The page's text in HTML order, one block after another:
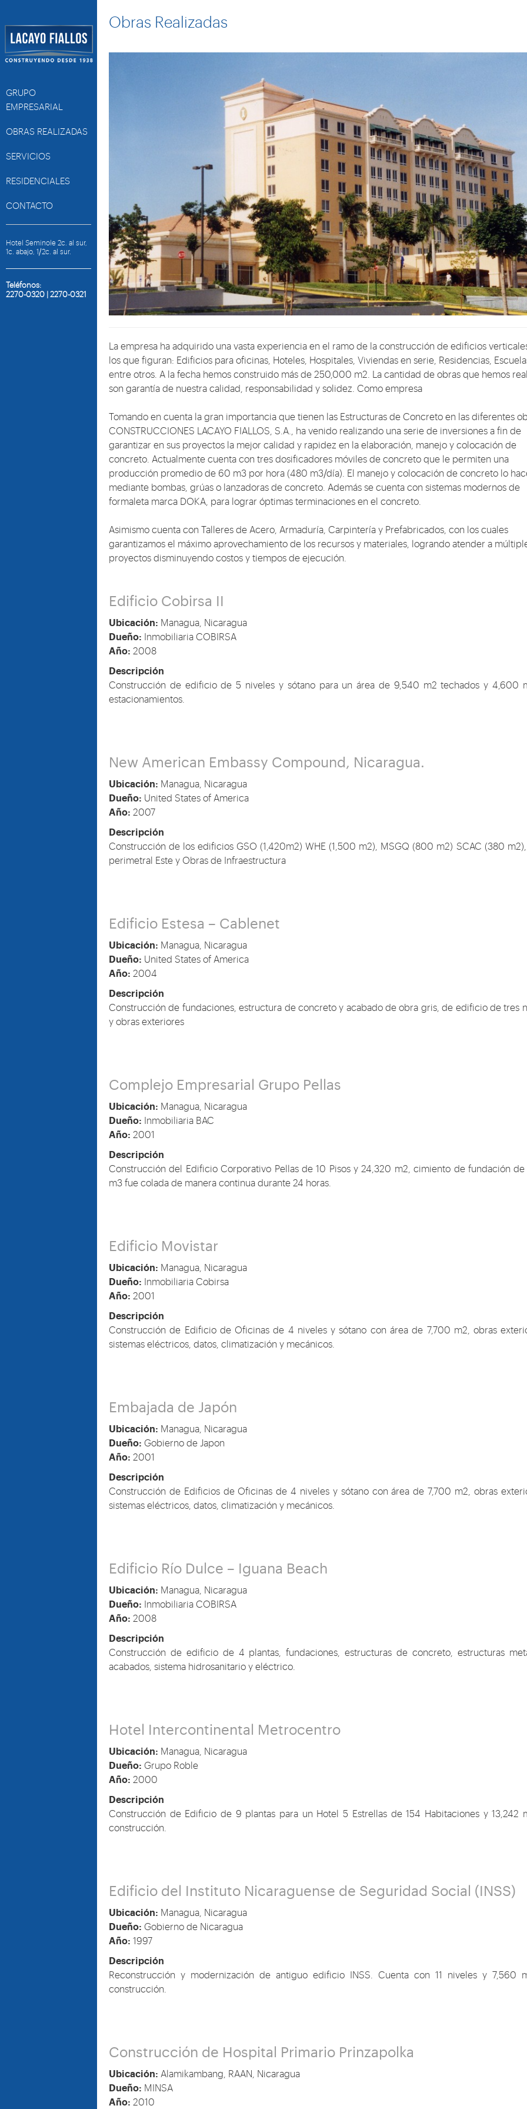
GRUPO
EMPRESARIAL
OBRAS REALIZADAS
SERVICIOS
RESIDENCIALES
CONTACTO
Hotel Seminole 2c. al sur,
1c. abajo, 1/2c. al sur.
Teléfonos:
2270-0320 | 2270-0321
Obras Realizadas
La empresa ha adquirido una vasta experiencia en el ramo de la construcción de edificios
los que figuran: Edificios para oficinas, Hoteles, Hospitales, Viviendas en serie, Residencias,
entre otros. A la fecha hemos construido más de 250,000 m2. La cantidad de obras que hemos
son garantía de nuestra calidad, responsabilidad y solidez. Como empresa
Tomando en cuenta la gran importancia que tienen las Estructuras de Concreto en las diferentes
CONSTRUCCIONES LACAYO FIALLOS, S.A., ha venido realizando una serie de inversiones a fin de
garantizar en sus proyectos la mejor calidad y rapidez en la elaboración, manejo y colocación de
concreto. Actualmente cuenta con tres dosificadores móviles de concreto que le permiten una
producción promedio de 60 m3 por hora (480 m3/día). El manejo y colocación de concreto lo
mediante bombas, grúas o lanzadoras de concreto. Además se cuenta con sistemas modernos de
formaleta marca DOKA, para lograr óptimas terminaciones en el concreto.
Asimismo cuenta con Talleres de Acero, Armaduría, Carpintería y Prefabricados, con los cuales
garantizamos el máximo aprovechamiento de los recursos y materiales, logrando atender a
proyectos disminuyendo costos y tiempos de ejecución.
Edificio Cobirsa II
Ubicación: Managua, Nicaragua
Dueño: Inmobiliaria COBIRSA
Año: 2008
Descripción
Construcción de edificio de 5 niveles y sótano para un área de 9,540 m2 techados y 4,600
estacionamientos.
New American Embassy Compound, Nicaragua.
Ubicación: Managua, Nicaragua
Dueño: United States of America
Año: 2007
Descripción
Construcción de los edificios GSO (1,420m2) WHE (1,500 m2), MSGQ (800 m2) SCAC (380
perimetral Este y Obras de Infraestructura
Edificio Estesa – Cablenet
Ubicación: Managua, Nicaragua
Dueño: United States of America
Año: 2004
Descripción
Construcción de fundaciones, estructura de concreto y acabado de obra gris, de edificio de tres
y obras exteriores
Complejo Empresarial Grupo Pellas
Ubicación: Managua, Nicaragua
Dueño: Inmobiliaria BAC
Año: 2001
Descripción
Construcción del Edificio Corporativo Pellas de 10 Pisos y 24,320 m2, cimiento de fundación de
m3 fue colada de manera continua durante 24 horas.
Edificio Movistar
Ubicación: Managua, Nicaragua
Dueño: Inmobiliaria Cobirsa
Año: 2001
Descripción
Construcción de Edificio de Oficinas de 4 niveles y sótano con área de 7,700 m2, obras
sistemas eléctricos, datos, climatización y mecánicos.
Embajada de Japón
Ubicación: Managua, Nicaragua
Dueño: Gobierno de Japon
Año: 2001
Descripción
Construcción de Edificios de Oficinas de 4 niveles y sótano con área de 7,700 m2, obras
sistemas eléctricos, datos, climatización y mecánicos.
Edificio Río Dulce – Iguana Beach
Ubicación: Managua, Nicaragua
Dueño: Inmobiliaria COBIRSA
Año: 2008
Descripción
Construcción de edificio de 4 plantas, fundaciones, estructuras de concreto, estructuras
acabados, sistema hidrosanitario y eléctrico.
Hotel Intercontinental Metrocentro
Ubicación: Managua, Nicaragua
Dueño: Grupo Roble
Año: 2000
Descripción
Construcción de Edificio de 9 plantas para un Hotel 5 Estrellas de 154 Habitaciones y 13,242
construcción.
Edificio del Instituto Nicaraguense de Seguridad Social (INSS)
Ubicación: Managua, Nicaragua
Dueño: Gobierno de Nicaragua
Año: 1997
Descripción
Reconstrucción y modernización de antiguo edificio INSS. Cuenta con 11 niveles y 7,560
construcción.
Construcción de Hospital Primario Prinzapolka
Ubicación: Alamikambang, RAAN, Nicaragua
Dueño: MINSA
Año: 2010